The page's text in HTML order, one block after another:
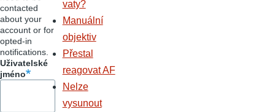
contacted
about your
account or for
opted-in
notifications.
Uživatelské
jméno
vaty?
Manuální
objektiv
Přestal
reagovat AF
Nelze
vysunout